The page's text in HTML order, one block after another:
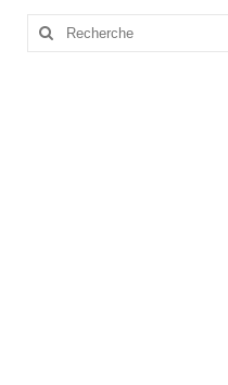
Rechercher